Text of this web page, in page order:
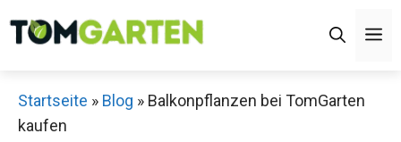
Inhalt
Startseite » Blog » Balkonpflanzen bei TomGarten
kaufen